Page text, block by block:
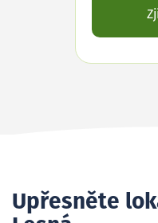
Upřesněte